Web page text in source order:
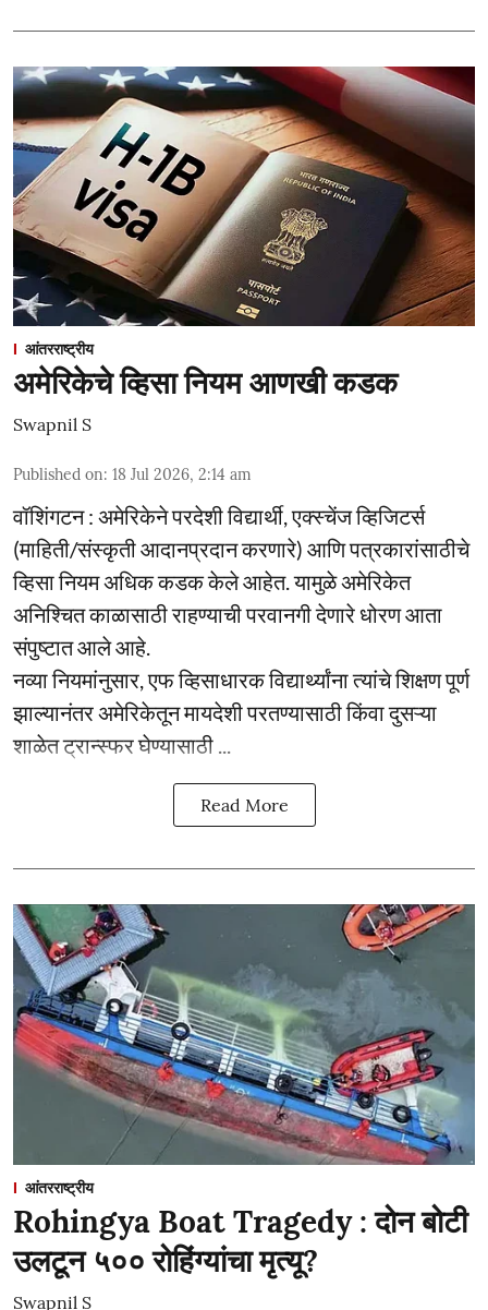
आंतरराष्ट्रीय
अमेरिकेचे व्हिसा नियम आणखी कडक
Swapnil S
Published on: 18 Jul 2026, 2:14 am
वॉशिंगटन : अमेरिकेने परदेशी विद्यार्थी, एक्स्चेंज व्हिजिटर्स
(माहिती/संस्कृती आदानप्रदान करणारे) आणि पत्रकारांसाठीचे
व्हिसा नियम अधिक कडक केले आहेत. यामुळे अमेरिकेत
अनिश्चित काळासाठी राहण्याची परवानगी देणारे धोरण आता
संपुष्टात आले आहे.
नव्या नियमांनुसार, एफ व्हिसाधारक विद्यार्थ्यांना त्यांचे शिक्षण पूर्ण
झाल्यानंतर अमेरिकेतून मायदेशी परतण्यासाठी किंवा दुसऱ्या
शाळेत ट्रान्स्फर घेण्यासाठी ...
Read More
आंतरराष्ट्रीय
Rohingya Boat Tragedy : दोन बोटी
उलटून ५०० रोहिंग्यांचा मृत्यू?
Swapnil S